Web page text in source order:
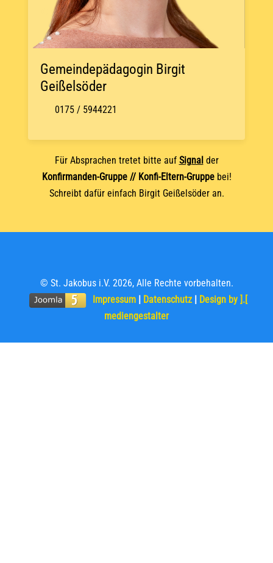
© OpenStreetMap
Gemeindepädagogin Birgit
Geißelsöder
0175 / 5944221
Für Absprachen tretet bitte auf Signal der
Konfirmanden-Gruppe // Konfi-Eltern-Gruppebei!
Schreibt dafür einfach Birgit Geißelsöder an.
© St. Jakobus i.V. 2026, Alle Rechte vorbehalten.
Impressum
Datenschutz
Design by ].[
mediengestalter